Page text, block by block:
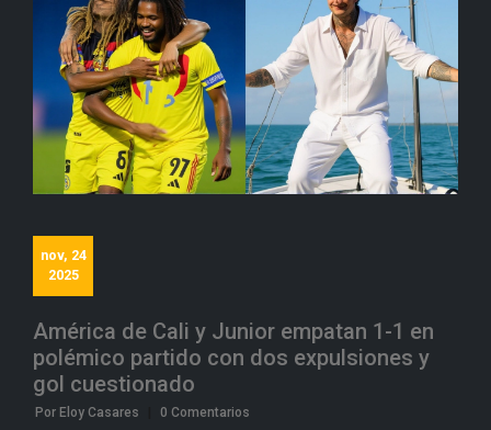
nov, 24
2025
América de Cali y Junior empatan 1-1 en
polémico partido con dos expulsiones y
gol cuestionado
Por Eloy Casares 0 Comentarios